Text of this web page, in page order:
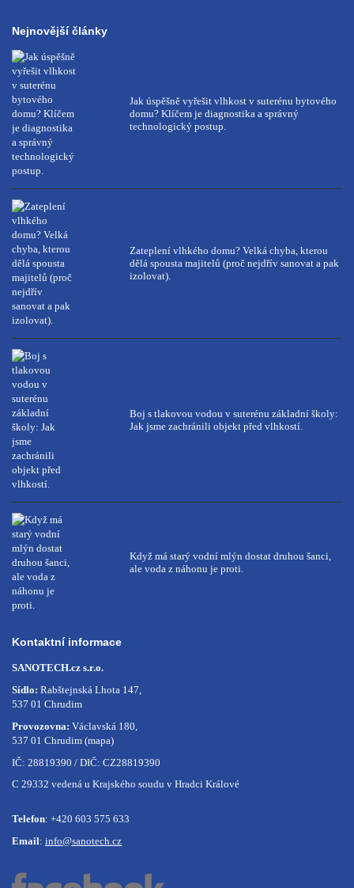
Nejnovější články
Jak úspěšně vyřešit vlhkost v suterénu bytového
domu? Klíčem je diagnostika a správný
technologický postup.
Zateplení vlhkého domu? Velká chyba, kterou
dělá spousta majitelů (proč nejdřív sanovat a pak
izolovat).
Boj s tlakovou vodou v suterénu základní školy:
Jak jsme zachránili objekt před vlhkostí.
Když má starý vodní mlýn dostat druhou šanci,
ale voda z náhonu je proti.
Kontaktní informace
SANOTECH.cz s.r.o.
Sídlo: Rabštejnská Lhota 147,
537 01 Chrudim
Provozovna: Václavská 180,
537 01 Chrudim (mapa)
IČ: 28819390 / DIČ: CZ28819390
C 29332 vedená u Krajského soudu v Hradci Králové
Telefon: +420 603 575 633
Email: info@sanotech.cz